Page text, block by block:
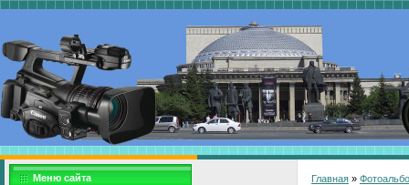
Меню сайта
Главная »